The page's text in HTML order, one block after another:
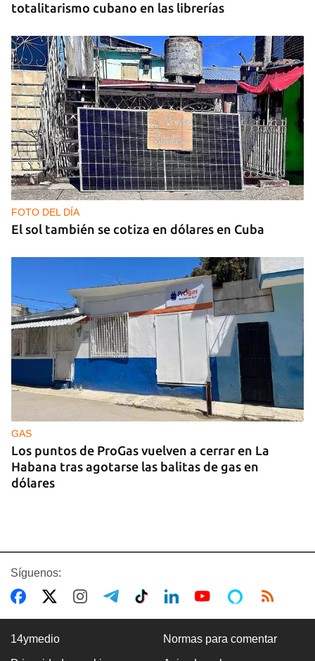
totalitarismo cubano en las librerías
FOTO DEL DÍA
El sol también se cotiza en dólares en Cuba
GAS
Los puntos de ProGas vuelven a cerrar en La
Habana tras agotarse las balitas de gas en
dólares
Síguenos:
14ymedio Normas para comentar